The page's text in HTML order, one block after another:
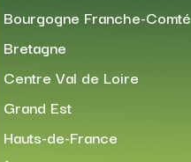
Bourgogne Franche-Comté
Bretagne
Centre Val de Loire
Grand Est
Hauts-de-France